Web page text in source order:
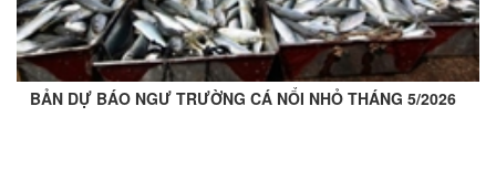
BẢN DỰ BÁO NGƯ TRƯỜNG CÁ NỔI NHỎ THÁNG 5/2026